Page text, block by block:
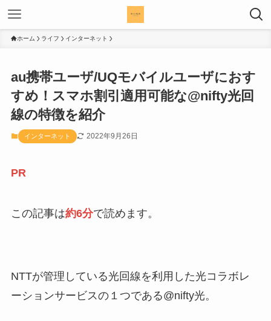
ホーム ライフ インターネット
au携帯ユーザ/UQモバイルユーザにおす
すめ！スマホ割引適用可能な@nifty光回
線の特徴を紹介
インターネット 2022年9月26日
PR
この記事は約6分で読めます。
NTTが管理している光回線を利用した光コラボレ
ーションサービスの１つである@nifty光。